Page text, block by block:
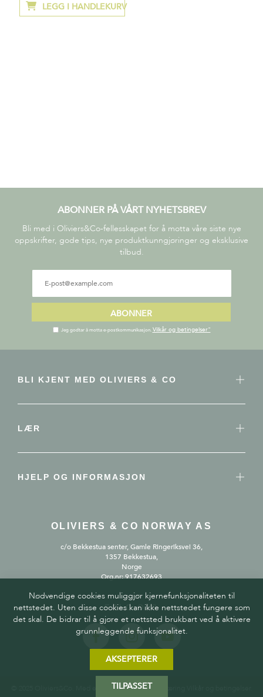
LEGG I HANDLEKURV
ABONNER PÅ VÅRT NYHETSBREV
Bli med i Oliviers&Co-fellesskapet for å motta våre siste nye
oppskrifter, gode tips, nye produktkunngjøringer og eksklusive
tilbud.
ABONNER
Jeg godtar å motta e-postkommunikasjon. Vilkår og betingelser"
BLI KJENT MED OLIVIERS & CO
LÆR
HJELP OG INFORMASJON
OLIVIERS & CO NORWAY AS
c/o Bekkestua senter, Gamle Ringeriksvei 36,
1357 Bekkestua,
Norge
Org.nr: 917632693
FØLG OSS
© 2025 Oliviers&Co. Med enerett.Personvernerklæring
Nødvendige cookies muliggjør kjernefunksjonaliteten til
nettstedet. Uten disse cookies kan ikke nettstedet fungere som
det skal. De bidrar til å gjøre et nettsted brukbart ved å aktivere
grunnleggende funksjonalitet.
AKSEPTERER
TILPASSET